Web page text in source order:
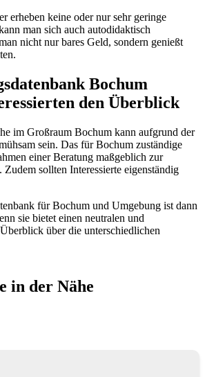
erheben keine oder nur sehr geringe
man sich auch autodidaktisch
nicht nur bares Geld, sondern genießt
Bochum
den Überblick
im Großraum Bochum kann aufgrund der
sein. Das für Bochum zuständige
einer Beratung maßgeblich zur
sollten Interessierte eigenständig
für Bochum und Umgebung ist dann
sie bietet einen neutralen und
über die unterschiedlichen
in der Nähe